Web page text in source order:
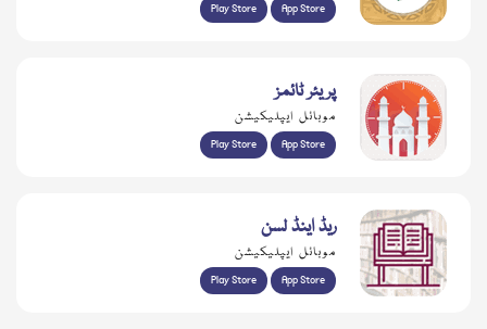
Play Store App Store
پریئر ٹائمز
موبائل ایپلیکیشن
Play Store App Store
ریڈ اینڈ لسن
موبائل ایپلیکیشن
Play Store App Store